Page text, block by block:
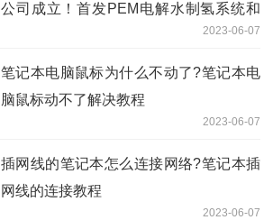
公司成立！首发PEM电解水制氢系统和
2023-06-07
笔记本电脑鼠标为什么不动了?笔记本电
脑鼠标动不了解决教程
2023-06-07
插网线的笔记本怎么连接网络?笔记本插
网线的连接教程
2023-06-07